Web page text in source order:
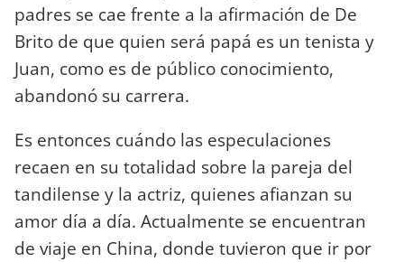
padres se cae frente a la afirmación de De
Brito de que quien será papá es un tenista y
Juan, como es de público conocimiento,
abandonó su carrera.
Es entonces cuándo las especulaciones
recaen en su totalidad sobre la pareja del
tandilense y la actriz, quienes afianzan su
amor día a día. Actualmente se encuentran
de viaje en China, donde tuvieron que ir por